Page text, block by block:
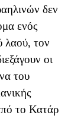
δεν
ενός
λαού, τον
οι
του
το Κατάρ